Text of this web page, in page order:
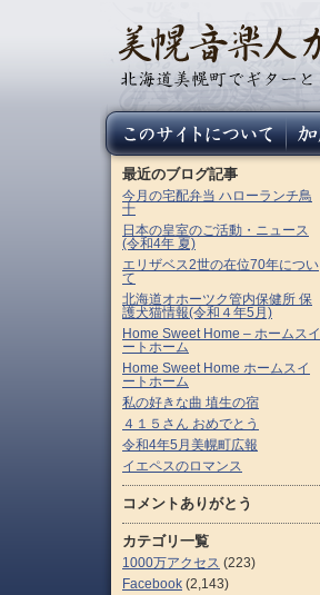
最近のブログ記事
今月の宅配弁当 ハローランチ鳥
十
日本の皇室のご活動・ニュース
(令和4年 夏)
エリザベス2世の在位70年につい
て
北海道オホーツク管内保健所 保
護犬猫情報(令和４年5月)
Home Sweet Home – ホームスイ
ートホーム
Home Sweet Home ホームスイ
ートホーム
私の好きな曲 埴生の宿
４１５さん おめでとう
令和4年5月美幌町広報
イエペスのロマンス
コメントありがとう
カテゴリ一覧
1000万アクセス (223)
Facebook (2,143)